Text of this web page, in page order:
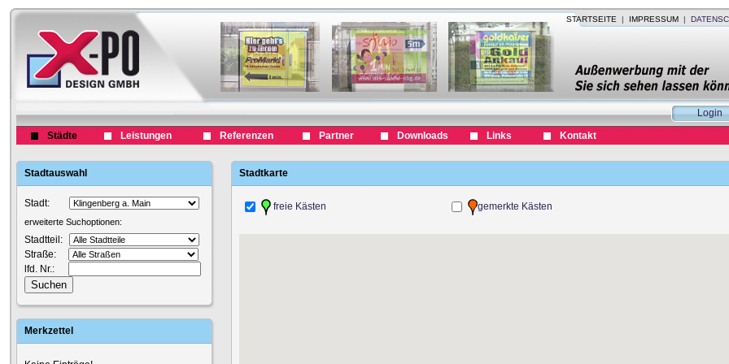
STARTSEITE | IMPRESSUM |
Login
Städte
Leistungen Referenzen Partner Downloads Links Kontakt
Stadtauswahl
Stadt:
erweiterte Suchoptionen:
Stadtteil:
Straße:
lfd. Nr.:
Merkzettel
Stadtkarte
freie Kästen gemerkte Kästen